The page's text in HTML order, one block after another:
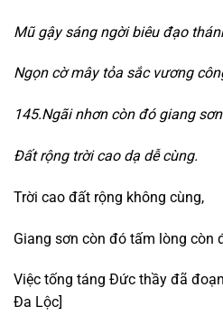
Mũ gậy sáng ngời biêu đạo
Ngọn cờ mây tỏa sắc vương
145.Ngãi nhơn còn đó giang
Đất rộng trời cao dạ dễ cùng.
Trời cao đất rộng không cùng,
Giang sơn còn đó tấm lòng còn
Việc tống táng Đức thầy đã
Đa Lộc]